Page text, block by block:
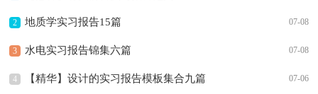
2 地质学实习报告15篇 07-08
3 水电实习报告锦集六篇 07-08
4 【精华】设计的实习报告模板集合九篇 07-06